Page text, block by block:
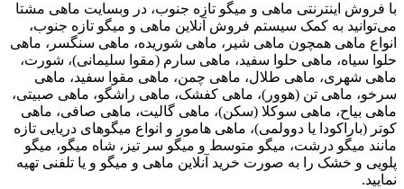
با فروش اینترنتی ماهی و میگو تازه جنوب، در وبسایت ماهی مشتا
می‌توانید به کمک سیستم فروش آنلاین ماهی و میگو تازه جنوب،
انواع ماهی همچون ماهی شیر، ماهی شوریده، ماهی سنگسر، ماهی
حلوا سیاه، ماهی حلوا سفید، ماهی سارم (مقوا سلیمانی)، شورت،
ماهی شهری، ماهی طلال، ماهی چمن، ماهی مقوا سفید، ماهی
سرخو، ماهی تن (هوور)، ماهی کفشک، ماهی راشگو، ماهی صبیتی،
ماهی بیاح، ماهی سوکلا (سکن)، ماهی گالیت، ماهی صافی، ماهی
کوتر (باراکودا یا دوولمی)، ماهی هامور و انواع میگوهای دریایی تازه
مانند میگو درشت، میگو متوسط و میگو سر تیز، شاه میگو، میگو
پلویی و خشک را به صورت خرید آنلاین ماهی و میگو و یا تلفنی تهیه
نمایید.